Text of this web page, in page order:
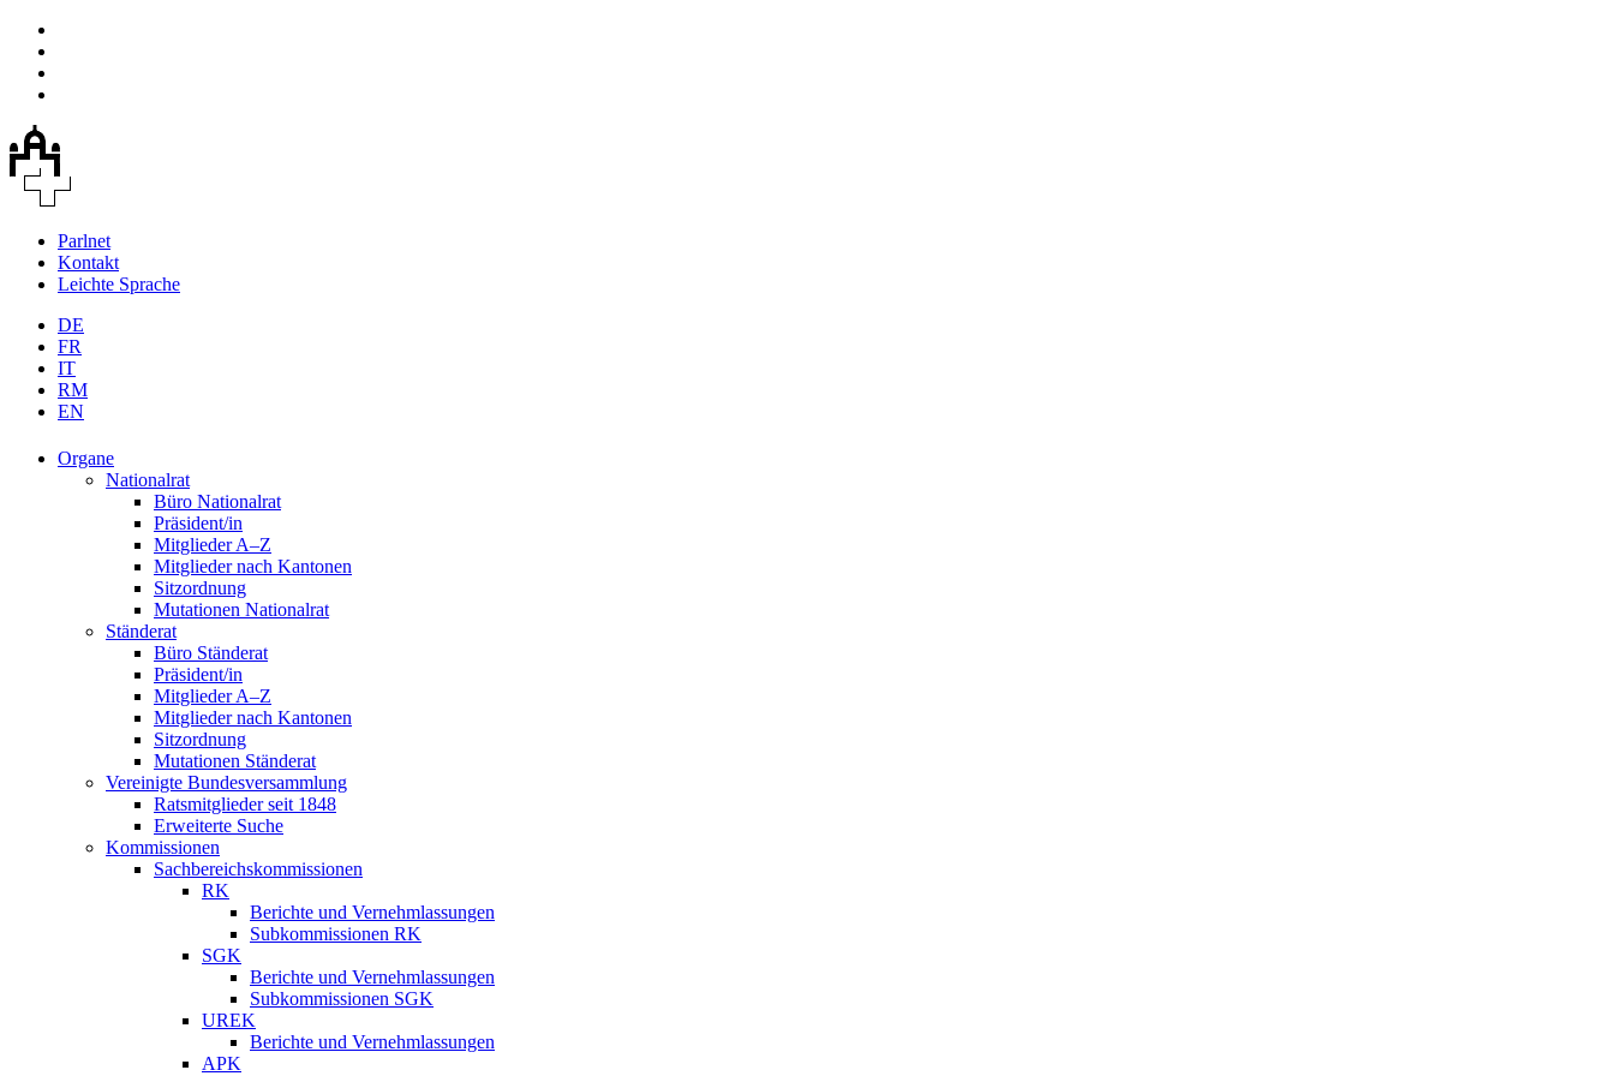
Parlnet
Kontakt
Leichte Sprache
DE
FR
IT
RM
EN
Organe
Nationalrat
Büro Nationalrat
Präsident/in
Mitglieder A–Z
Mitglieder nach Kantonen
Sitzordnung
Mutationen Nationalrat
Ständerat
Büro Ständerat
Präsident/in
Mitglieder A–Z
Mitglieder nach Kantonen
Sitzordnung
Mutationen Ständerat
Vereinigte Bundesversammlung
Ratsmitglieder seit 1848
Erweiterte Suche
Kommissionen
Sachbereichskommissionen
RK
Berichte und Vernehmlassungen
Subkommissionen RK
SGK
Berichte und Vernehmlassungen
Subkommissionen SGK
UREK
Berichte und Vernehmlassungen
APK